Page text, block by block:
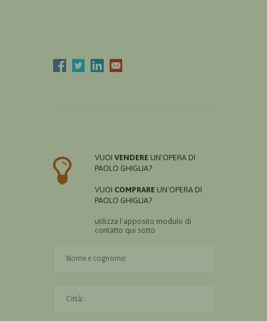
VUOI VENDERE UN'OPERA DI
PAOLO GHIGLIA?
VUOI COMPRARE UN'OPERA DI
PAOLO GHIGLIA?
utilizza l'apposito modulo di
contatto qui sotto